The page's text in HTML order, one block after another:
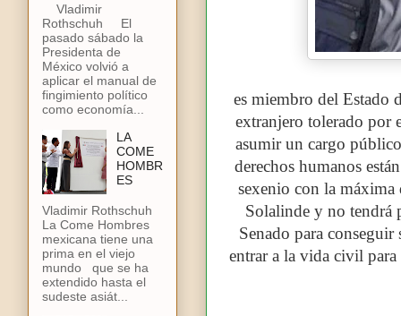
es miembro del Estado
extranjero tolerado por
asumir un cargo
derechos humanos
sexenio con la
Solalinde y no tendrá
Senado para
entrar a la vida civil para
Vladimir
Rothschuh El
pasado sábado la
Presidenta de
México volvió a
aplicar el manual de
fingimiento político
como economía...
LA
COME
HOMBR
ES
Vladimir Rothschuh
La Come Hombres
mexicana tiene una
prima en el viejo
mundo que se ha
extendido hasta el
sudeste asiát...